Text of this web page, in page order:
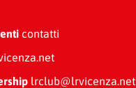
contatti
lrclub@lrvicenza.net